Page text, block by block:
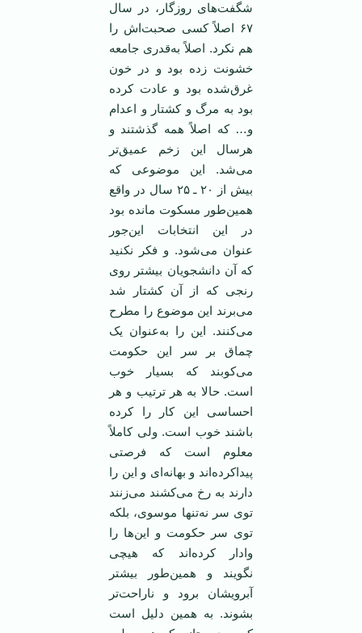
شگفت‌های روزگار، در سال
۶۷ اصلاً کسی صحبت‌اش را
هم نکرد. اصلاً به‌قدری جامعه
خشونت زده بود و در خون
غرق‌شده بود و عادت کرده
بود به مرگ و کشتار و اعدام
و… که اصلاً همه گذشتند و
هرسال این زخم عمیق‌تر
می‌شد. این موضوعی که
بیش از ۲۰ ـ ۲۵ سال در واقع
همین‌طور مسکوت مانده بود
در این انتخابات این‌جور
عنوان می‌شود. و فکر نکنید
که آن دانشجویان بیشتر روی
رنجی که از آن کشتار شد
می‌برند این موضوع را مطرح
می‌کنند. این را به‌عنوان یک
چماق بر سر این حکومت
می‌کوبند که بسیار خوب
است. حالا به هر ترتیب و هر
احساسی این کار را کرده
باشند خوب است. ولی کاملاً
معلوم است که فرصتی
پیداکرده‌اند و بهانه‌ای و این را
دارند به رخ می‌کشند می‌زنند
توی سر نه‌تنها موسوی، بلکه
توی سر حکومت و این‌ها را
وادار کرده‌اند که هیچی
نگویند و همین‌طور بیشتر
آبرویشان برود و ناراحت‌تر
بشوند. به همین دلیل است